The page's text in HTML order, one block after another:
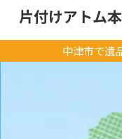
中津市で遺
片付けアトム